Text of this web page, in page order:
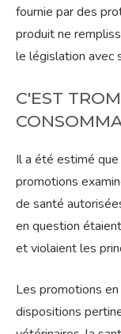
fournie par des
produit ne
le législation avec
C'EST
Il a été estimé
promotions
de santé
en question
et violaient les
Les promotions
dispositions